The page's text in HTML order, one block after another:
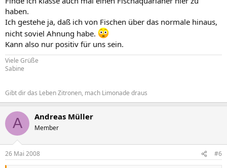
haben.
Ich gestehe ja, daß ich von Fischen über das normale hinaus,
nicht soviel Ahnung habe.
Kann also nur positiv für uns sein.
Viele Grüße
Sabine
Gibt dir das Leben Zitronen, mach Limonade draus
A Andreas Müller
Member
26 Mai 2008 #6